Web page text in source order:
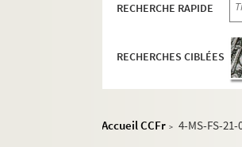
RECHERCHE RAPIDE
RECHERCHES CIBLÉES
Accueil CCFr > 4-MS-FS-
Bulgarie
Chine
Confédération
Danemark